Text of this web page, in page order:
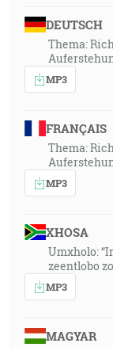
DEUTSCH
Thema:
MP3
FRANÇAIS
Thema:
MP3
XHOSA
Umxholo:
zeentlobo
MP3
MAGYAR